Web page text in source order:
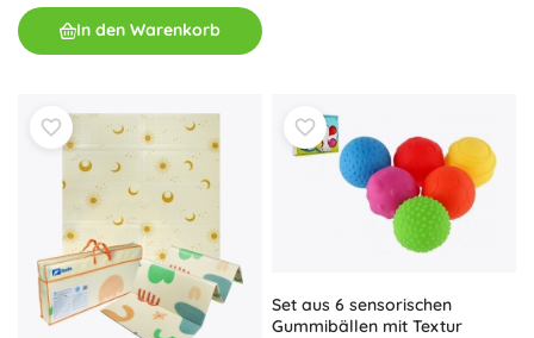
In den Warenkorb
Set aus 6 sensorischen
Gummibällen mit Textur